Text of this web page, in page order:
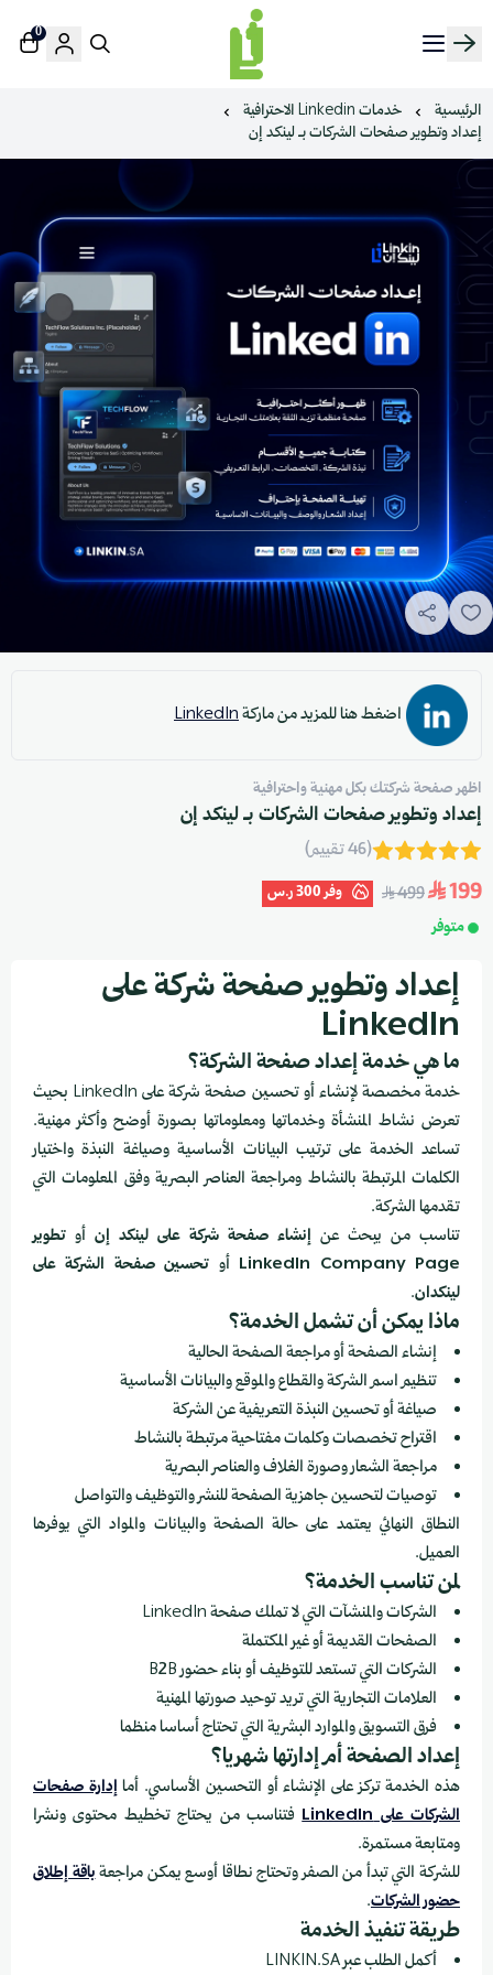
منصة لينك إن | Linkin.sa
0
الرئيسية
خدمات Linkedin الاحترافية
إعداد وتطوير صفحات الشركات بـ لينكد إن
اضغط هنا للمزيد من ماركةLinkedIn
اظهر صفحة شركتك بكل مهنية واحترافية
إعداد وتطوير صفحات الشركات بـ لينكد إن
(46 تقييم)
199
499 وفر300 ر.س
متوفر
إعداد وتطوير صفحة شركة على
LinkedIn
ما هي خدمة إعداد صفحة الشركة؟
خدمة مخصصة لإنشاء أو تحسين صفحة شركة على LinkedIn بحيث
تعرض نشاط المنشأة وخدماتها ومعلوماتها بصورة أوضح وأكثر مهنية.
تساعد الخدمة على ترتيب البيانات الأساسية وصياغة النبذة واختيار
الكلمات المرتبطة بالنشاط ومراجعة العناصر البصرية وفق المعلومات التي
تقدمها الشركة.
تناسب من يبحث عن إنشاء صفحة شركة على لينكد إن أو تطوير
LinkedIn Company Page أو تحسين صفحة الشركة على
لينكدان.
ماذا يمكن أن تشمل الخدمة؟
إنشاء الصفحة أو مراجعة الصفحة الحالية
تنظيم اسم الشركة والقطاع والموقع والبيانات الأساسية
صياغة أو تحسين النبذة التعريفية عن الشركة
اقتراح تخصصات وكلمات مفتاحية مرتبطة بالنشاط
مراجعة الشعار وصورة الغلاف والعناصر البصرية
توصيات لتحسين جاهزية الصفحة للنشر والتوظيف والتواصل
النطاق النهائي يعتمد على حالة الصفحة والبيانات والمواد التي يوفرها
العميل.
لمن تناسب الخدمة؟
الشركات والمنشآت التي لا تملك صفحة LinkedIn
الصفحات القديمة أو غير المكتملة
الشركات التي تستعد للتوظيف أو بناء حضور B2B
العلامات التجارية التي تريد توحيد صورتها المهنية
فرق التسويق والموارد البشرية التي تحتاج أساسا منظما
إعداد الصفحة أم إدارتها شهريا؟
هذه الخدمة تركز على الإنشاء أو التحسين الأساسي. أما إدارة صفحات
الشركات على LinkedIn
فتناسب من يحتاج تخطيط محتوى ونشرا
ومتابعة مستمرة.
للشركة التي تبدأ من الصفر وتحتاج نطاقا أوسع يمكن مراجعةباقة إطلاق
حضور الشركات.
طريقة تنفيذ الخدمة
أكمل الطلب عبر LINKIN.SA